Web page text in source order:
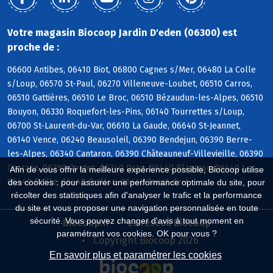
Afin de vous offrir la meilleure expérience possible, Biocoop utilise
des cookies : pour assurer une performance optimale du site, pour
récolter des statistiques afin d'analyser le trafic et la performance
du site et vous proposer une navigation personnalisée en toute
sécurité. Vous pouvez changer d'avis à tout moment en
paramétrant vos cookies. OK pour vous ?
En savoir plus et paramétrer les cookies
Votre magasin Biocoop Jardin D'eden (06300) est
proche de :
06600 Antibes, 06410 Biot, 06800 Cagnes s/Mer, 06480 La Colle
s/Loup, 06570 St-Paul, 06270 Villeneuve-Loubet, 06510 Carros,
06510 Gattières, 06510 Le Broc, 06510 Bézaudun-les-Alpes, 06510
Bouyon, 06330 Roquefort-les-Pins, 06140 Tourrettes s/Loup,
06700 St-Laurent-du-Var, 06610 La Gaude, 06640 St-Jeannet,
06140 Vence, 06240 Beausoleil, 06390 Bendejun, 06390 Berre-
les-Alpes, 06340 Cantaron, 06390 Châteauneuf-Villevieille, 06390
Coaraze, 06390 Contes, 06340 Drap, 06440 Blausasc, 06440 L,
06440 Peille, 06440 Peillon, 06440 Touët-de-l
Biocoop.fr
Le réseau Biocoop
Copyright Biocoop 2026